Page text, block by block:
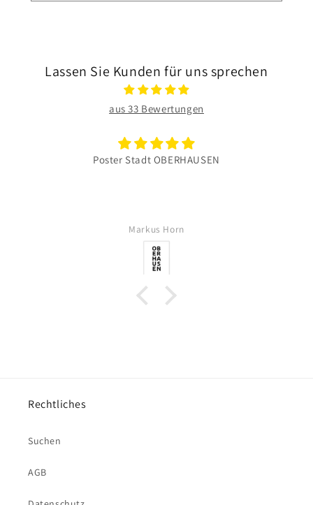
Lassen Sie Kunden für uns sprechen
aus 33 Bewertungen
Poster Stadt OBERHAUSEN
Markus Horn
Rechtliches
Suchen
AGB